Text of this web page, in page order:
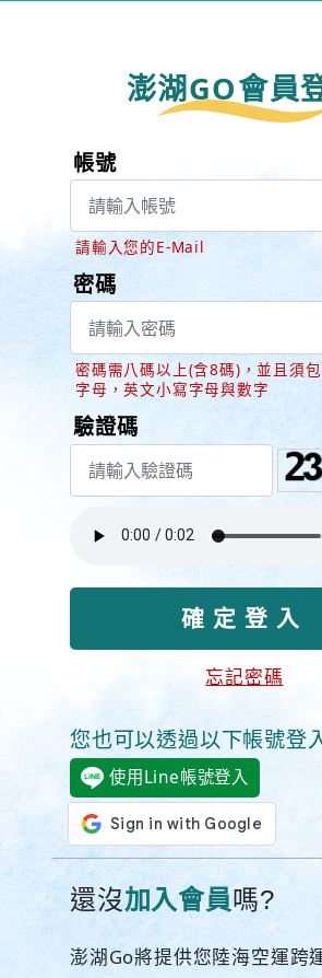
澎湖GO會員
帳號
請輸入您的E-Mail
密碼
密碼需八碼以上(含8碼)，並且須
字母，英文小寫字母與數字
驗證碼
忘記密碼
您也可以透過以下帳號登
使用Line帳號登入
還沒加入會員嗎?
澎湖Go將提供您陸海空運跨